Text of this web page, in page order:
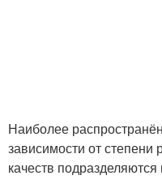
Наиболее
зависимости от степени
качеств подразделяются